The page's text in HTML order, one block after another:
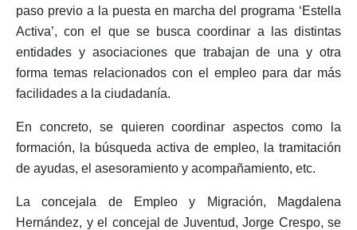
paso previo a la puesta en marcha del programa ‘Estella
Activa’, con el que se busca coordinar a las distintas
entidades y asociaciones que trabajan de una y otra
forma temas relacionados con el empleo para dar más
facilidades a la ciudadanía.
En concreto, se quieren coordinar aspectos como la
formación, la búsqueda activa de empleo, la tramitación
de ayudas, el asesoramiento y acompañamiento, etc.
La concejala de Empleo y Migración, Magdalena
Hernández, y el concejal de Juventud, Jorge Crespo, se